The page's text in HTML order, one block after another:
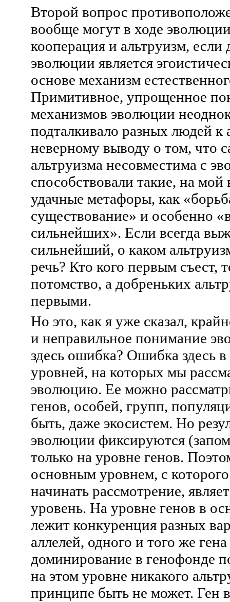
Второй вопрос
вообще могут в ходе
кооперация и альтруизм,
эволюции является
основе механизм
Примитивное, упрощенное
механизмов эволюции
подталкивало разных людей к
неверному выводу о том, что
альтруизма несовместима с
способствовали такие, на мой
удачные метафоры, как
существование» и особенно
сильнейших». Если всегда
сильнейший, о каком
речь? Кто кого первым съест,
потомство, а добреньких
первыми.
Но это, как я уже сказал,
и неправильное понимание
здесь ошибка? Ошибка здесь
уровней, на которых мы
эволюцию. Ее можно
генов, особей, групп,
быть, даже экосистем. Но
эволюции фиксируются
только на уровне генов.
основным уровнем, с
начинать рассмотрение,
уровень. На уровне генов в
лежит конкуренция разных
аллелей, одного и того же гена
доминирование в генофонде
на этом уровне никакого
принципе быть не может. Ген